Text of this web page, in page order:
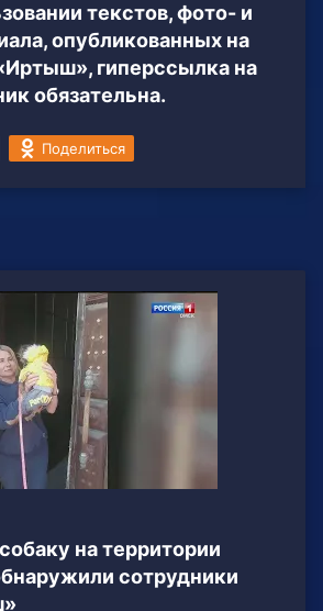
текстов, фото- и
опубликованных на
гиперссылка на
обязательна.
Поделиться
на территории
сотрудники